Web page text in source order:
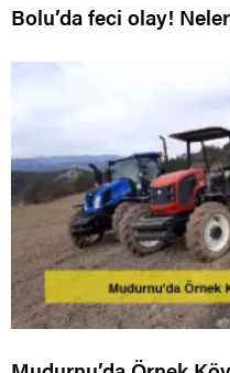
Bolu’da feci olay!